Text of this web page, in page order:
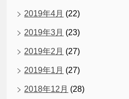
2019年4月 (22)
2019年3月 (23)
2019年2月 (27)
2019年1月 (27)
2018年12月 (28)